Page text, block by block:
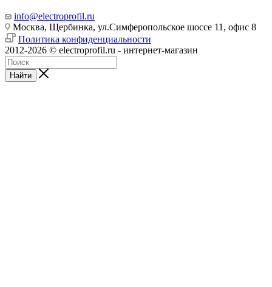
info@electroprofil.ru
Москва, Щербинка, ул.Симферопольское шоссе 11, офис 8
Политика конфиденциальности
2012-2026 © electroprofil.ru - интернет-магазин
Найти